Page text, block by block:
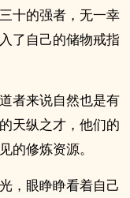
十的强者，无一幸
了自己的储物戒指
者来说自然也是有
天纵之才，他们的
的修炼资源。
，眼睁睁看着自己